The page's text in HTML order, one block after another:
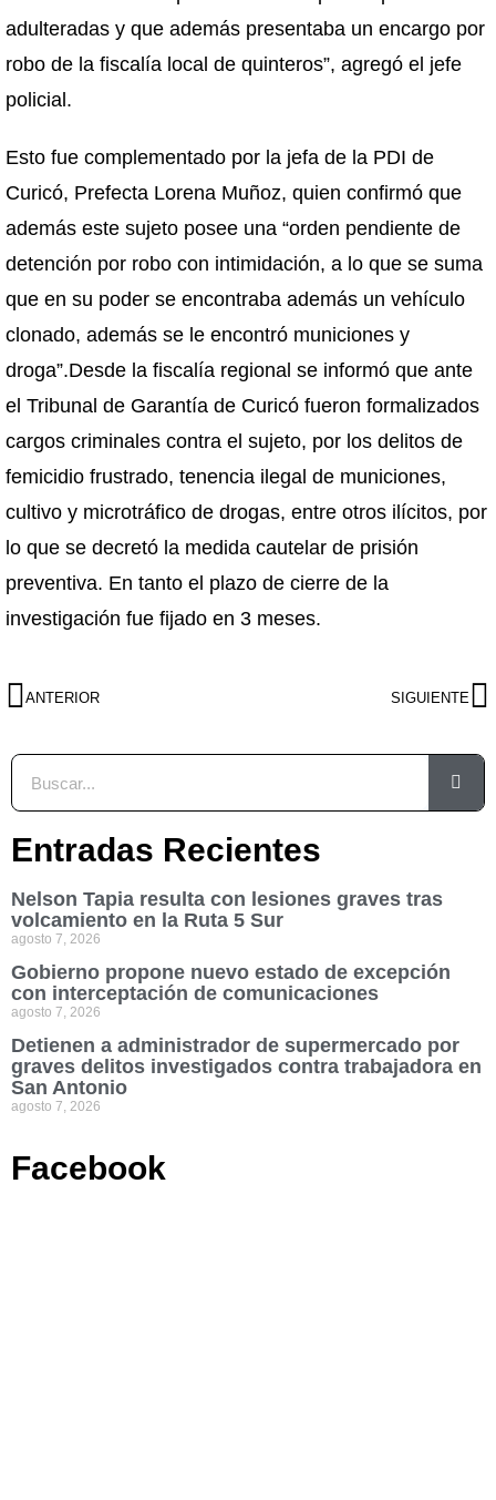
adulteradas y que además presentaba un encargo por
robo de la fiscalía local de quinteros”, agregó el jefe
policial.
Esto fue complementado por la jefa de la PDI de
Curicó, Prefecta Lorena Muñoz, quien confirmó que
además este sujeto posee una “orden pendiente de
detención por robo con intimidación, a lo que se suma
que en su poder se encontraba además un vehículo
clonado, además se le encontró municiones y
droga”.Desde la fiscalía regional se informó que ante
el Tribunal de Garantía de Curicó fueron formalizados
cargos criminales contra el sujeto, por los delitos de
femicidio frustrado, tenencia ilegal de municiones,
cultivo y microtráfico de drogas, entre otros ilícitos, por
lo que se decretó la medida cautelar de prisión
preventiva. En tanto el plazo de cierre de la
investigación fue fijado en 3 meses.
ANTERIOR SIGUIENTE
Entradas Recientes
Nelson Tapia resulta con lesiones graves tras
volcamiento en la Ruta 5 Sur
agosto 7, 2026
Gobierno propone nuevo estado de excepción
con interceptación de comunicaciones
agosto 7, 2026
Detienen a administrador de supermercado por
graves delitos investigados contra trabajadora en
San Antonio
agosto 7, 2026
Facebook